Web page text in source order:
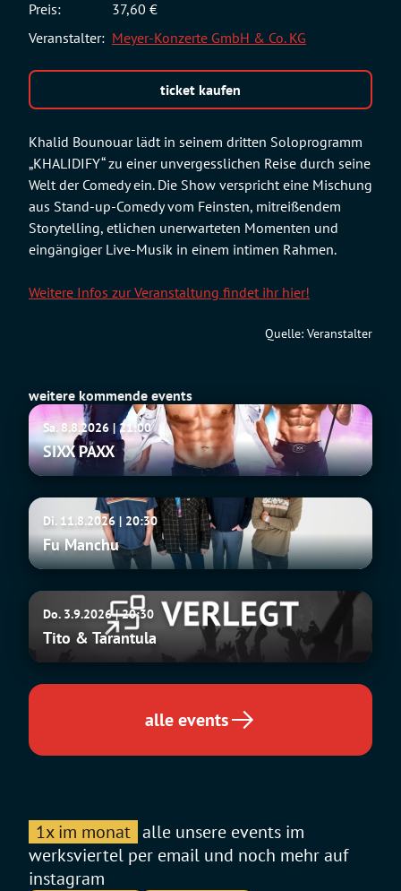
Khalid Bounouar lädt in seinem dritten Soloprogramm
„KHALIDIFY“ zu einer unvergesslichen Reise durch seine
Welt der Comedy ein. Die Show verspricht eine Mischung
aus Stand-up-Comedy vom Feinsten, mitreißendem
Storytelling, etlichen unerwarteten Momenten und
eingängiger Live-Musik in einem intimen Rahmen.
Weitere Infos zur Veranstaltung findet ihr hier!
Quelle: Veranstalter
weitere kommende events
SIXX
PAXXSa. 8.8.2026 | 21:00
SIXX PAXX
Fu
Manchu
Di. 11.8.2026 | 20:30
Fu Manchu
Tito
Tarantula
Do. 3.9.2026 | 20:30
Tito & Tarantula
alle events
1x im monat alle unsere events im
werksviertel per email und noch mehr auf
instagram
Preis:
37,60 €
Veranstalter: Meyer-Konzerte GmbH & Co. KG
ticket kaufen